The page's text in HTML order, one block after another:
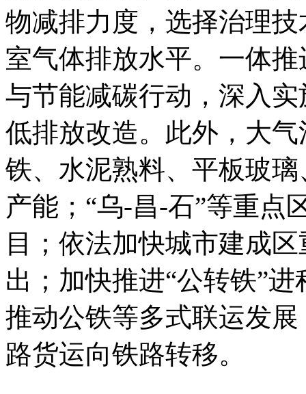
物减排力度，选择治理
室气体排放水平。一体
与节能减碳行动，深入
低排放改造。此外，大
铁、水泥熟料、平板玻
产能；“乌-昌-石”等重点
目；依法加快城市建成
出；加快推进“公转铁”
推动公铁等多式联运发
路货运向铁路转移。